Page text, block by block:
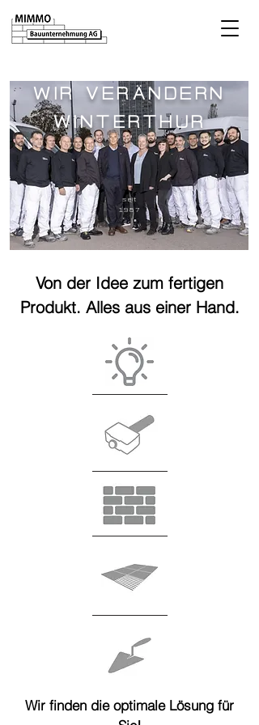
WIR VERÄNDERN
WINTERTHUR
seit
1987
Von der Idee zum fertigen
Produkt. Alles aus einer Hand.
Wir finden die optimale Lösung für